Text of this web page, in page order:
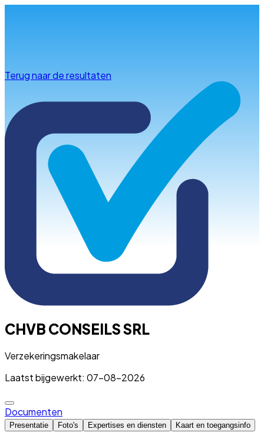
Terug naar de resultaten
CHVB CONSEILS SRL
Verzekeringsmakelaar
Laatst bijgewerkt: 07-08-2026
Documenten
Presentatie Foto's Expertises en diensten Kaart en toegangsinfo